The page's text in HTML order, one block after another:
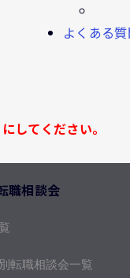
よくある
してください。
職相談会
転職相談会一覧